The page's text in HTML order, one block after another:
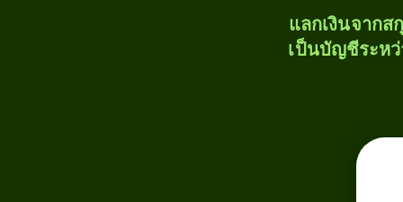
แลกเงินจากส
เป็นบัญชีระหว่